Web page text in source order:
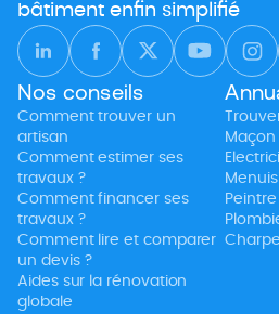
bâtiment enfin simplifié
Nos conseils
Comment trouver un
artisan
Comment estimer ses
travaux ?
Comment financer ses
travaux ?
Comment lire et comparer
un devis ?
Aides sur la rénovation
globale